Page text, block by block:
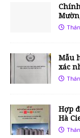
Mẫu
xác
Hợp
Hà